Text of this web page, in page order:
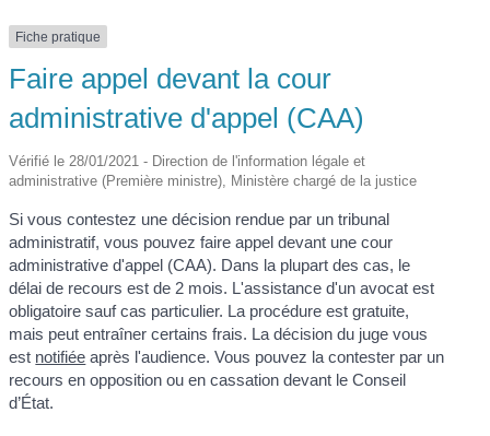
Fiche pratique
Faire appel devant la cour
administrative d'appel (CAA)
Vérifié le 28/01/2021 - Direction de l'information légale et
administrative (Première ministre), Ministère chargé de la justice
Si vous contestez une décision rendue par un tribunal
administratif, vous pouvez faire appel devant une cour
administrative d'appel (CAA). Dans la plupart des cas, le
délai de recours est de 2 mois. L'assistance d'un avocat est
obligatoire sauf cas particulier. La procédure est gratuite,
mais peut entraîner certains frais. La décision du juge vous
est notifiée après l'audience. Vous pouvez la contester par un
recours en opposition ou en cassation devant le Conseil
d’État.